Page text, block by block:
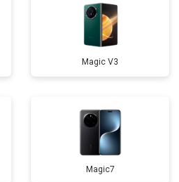
от 3500 ₽ Заказать
Заказать
от 3900 ₽ Заказать
Magic V3
Magic7